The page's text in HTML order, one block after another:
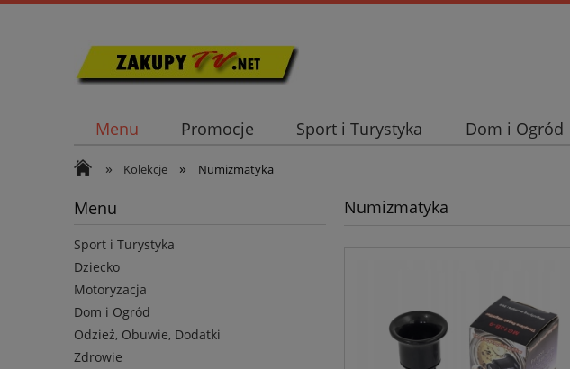
Menu Promocje Sport i Turystyka Dom i Ogród
» Kolekcje » Numizmatyka
Menu
Sport i Turystyka
Dziecko
Motoryzacja
Dom i Ogród
Odzież, Obuwie, Dodatki
Zdrowie
Numizmatyka